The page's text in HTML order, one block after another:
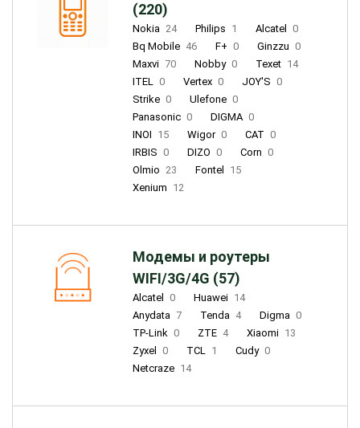
(220)
Nokia 24 Philips 1 Alcatel
0
Bq Mobile 46 F+ 0 Ginzzu 0
Maxvi 70 Nobby 0 Texet 14
ITEL 0 Vertex 0 JOY'S 0
Strike 0 Ulefone 0
Panasonic 0 DIGMA 0
INOI 15 Wigor 0 CAT 0
IRBIS 0 DIZO 0 Corn 0
Olmio 23 Fontel
15
Xenium 12
Модемы и роутеры
WIFI/3G/4G (57)
Alcatel 0 Huawei 14
Anydata 7 Tenda 4 Digma 0
TP-Link 0 ZTE 4 Xiaomi 13
Zyxel
0 TCL 1 Cudy 0
Netcraze 14